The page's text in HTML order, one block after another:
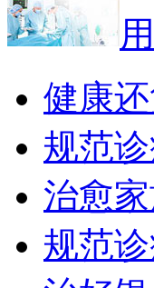
健康
规范
治愈
规范